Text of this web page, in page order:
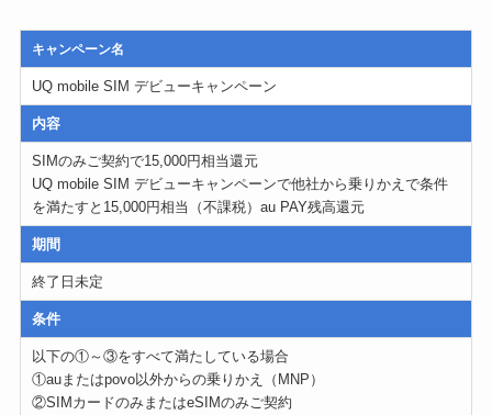
キャンペーン名
UQ mobile SIM デビューキャンペーン
内容
SIMのみご契約で15,000円相当還元
UQ mobile SIM デビューキャンペーンで他社から乗りかえで条件
を満たすと15,000円相当（不課税）au PAY残高還元
期間
終了日未定
条件
以下の①～③をすべて満たしている場合
①auまたはpovo以外からの乗りかえ（MNP）
②SIMカードのみまたはeSIMのみご契約